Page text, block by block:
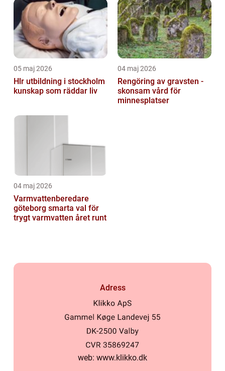
05 maj 2026
Hlr utbildning i stockholm
kunskap som räddar liv
04 maj 2026
Rengöring av gravsten -
skonsam vård för
minnesplatser
04 maj 2026
Varmvattenberedare
göteborg smarta val för
trygt varmvatten året runt
Adress
web: www.klikko.dk